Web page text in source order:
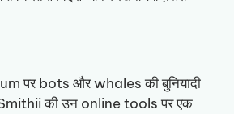
पर bots और whales की बुनियादी
की उन online tools पर एक